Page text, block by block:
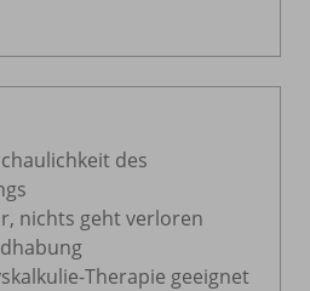
des
nichts geht verloren
Therapie geeignet